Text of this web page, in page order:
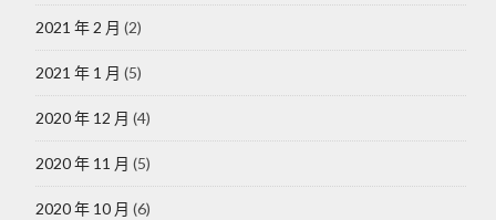
2021 年 2 月 (2)
2021 年 1 月 (5)
2020 年 12 月 (4)
2020 年 11 月 (5)
2020 年 10 月 (6)